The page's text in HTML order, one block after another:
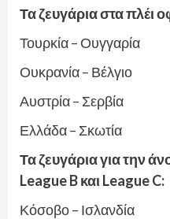
Τα ζευγάρια στα πλέι
Τουρκία – Ουγγαρία
Ουκρανία – Βέλγιο
Αυστρία – Σερβία
Ελλάδα – Σκωτία
Τα ζευγάρια για την
League B και League C:
Κόσοβο – Ισλανδία